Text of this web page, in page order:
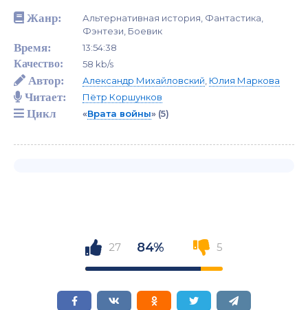
Жанр:
Альтернативная история, Фантастика,
Фэнтези, Боевик
Время:
13:54:38
Качество:
58 kb/s
Автор: Александр Михайловский Юлия Маркова
Читает: Пётр Коршунков
Цикл «Врата войны» (5)
27 84% 5